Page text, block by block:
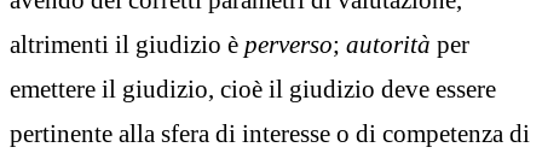
altrimenti il giudizio è perverso; autorità per
emettere il giudizio, cioè il giudizio deve essere
pertinente alla sfera di interesse o di competenza di